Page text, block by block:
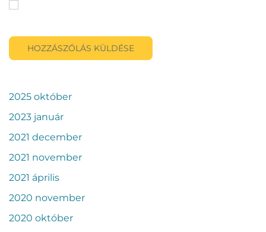
HOZZÁSZÓLÁS KÜLDÉSE
2025 október
2023 január
2021 december
2021 november
2021 április
2020 november
2020 október